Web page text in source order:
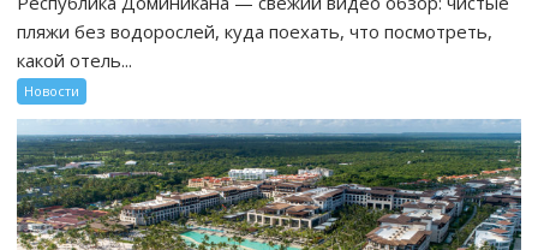
пляжи без водорослей, куда поехать, что посмотреть,
какой отель...
Новости